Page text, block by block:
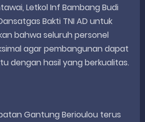
Letkol Inf Bambang Budi
Bakti TNI AD untuk
bahwa seluruh personel
agar pembangunan dapat
dengan hasil yang berkualitas.
Gantung Berioulou terus